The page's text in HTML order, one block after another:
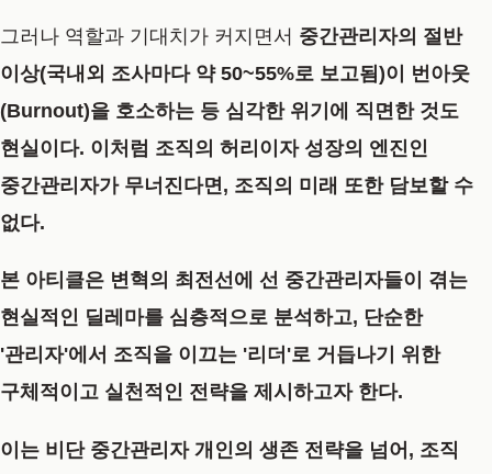
그러나 역할과 기대치가 커지면서 중간관리자의 절반
이상(국내외 조사마다 약 50~55%로 보고됨)이 번아웃
(Burnout)을 호소하는 등 심각한 위기에 직면한 것도
현실이다. 이처럼 조직의 허리이자 성장의 엔진인
중간관리자가 무너진다면, 조직의 미래 또한 담보할 수
없다.
본 아티클은 변혁의 최전선에 선 중간관리자들이 겪는
현실적인 딜레마를 심층적으로 분석하고, 단순한
'관리자'에서 조직을 이끄는 '리더'로 거듭나기 위한
구체적이고 실천적인 전략을 제시 하고자 한다.
이는 비단 중간관리자 개인의 생존 전략을 넘어, 조직